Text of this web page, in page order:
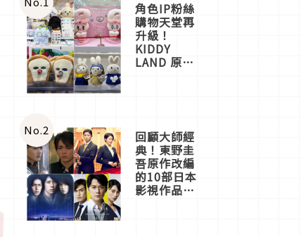
角色IP粉絲
購物天堂再
升級！
KIDDY
LAND 原宿
店3分即達
No.2 回顧大師經
典！東野圭
吾原作改編
的10部日本
影視作品推